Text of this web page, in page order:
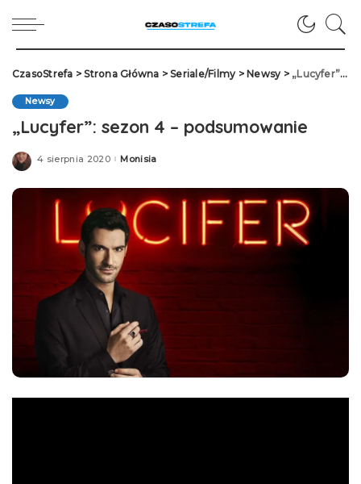
CzasoStrefa >Strona Główna >Seriale/Filmy> Newsy> „Lucyfer”: sezon 4 – podsumowanie
Newsy
„Lucyfer”: sezon 4 – podsumowanie
4 sierpnia 2020Posted
Monisia